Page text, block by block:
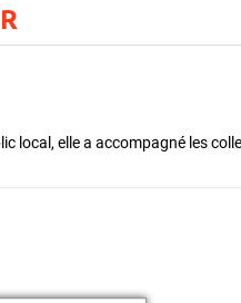
local, elle a accompagné les